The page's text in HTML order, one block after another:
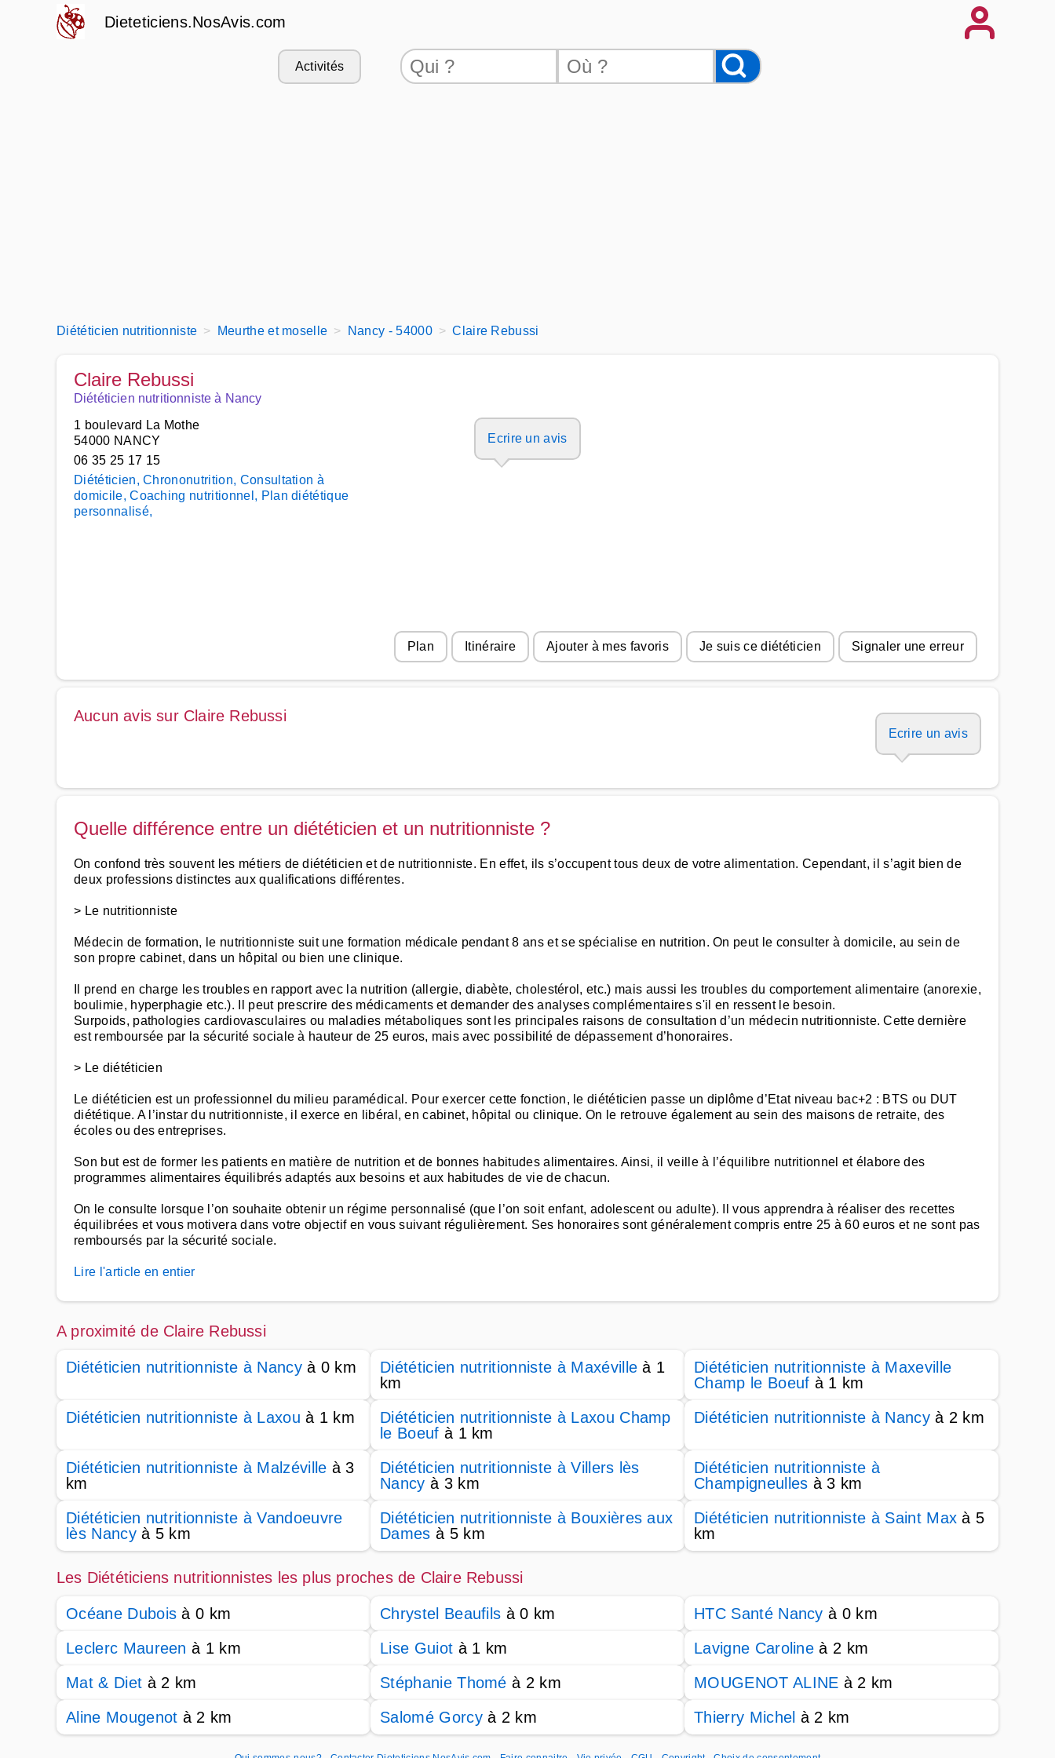
Dieteticiens.NosAvis.com
Activités
Diététicien nutritionniste Meurthe et moselle Nancy - 54000 Claire Rebussi
Claire Rebussi
Diététicien nutritionniste à Nancy
1 boulevard La Mothe
54000 NANCY
06 35 25 17 15
Diététicien, Chrononutrition, Consultation à
domicile, Coaching nutritionnel, Plan diététique
personnalisé,
Ecrire un avis
Plan Itinéraire Ajouter à mes favoris Je suis ce diététicien Signaler une erreur
Aucun avis sur Claire Rebussi
Ecrire un avis
Quelle différence entre un diététicien et un nutritionniste ?
On confond très souvent les métiers de diététicien et de nutritionniste. En effet, ils s’occupent tous deux de votre alimentation. Cependant, il s’agit bien de
deux professions distinctes aux qualifications différentes.
> Le nutritionniste
Médecin de formation, le nutritionniste suit une formation médicale pendant 8 ans et se spécialise en nutrition. On peut le consulter à domicile, au sein de
son propre cabinet, dans un hôpital ou bien une clinique.
Il prend en charge les troubles en rapport avec la nutrition (allergie, diabète, cholestérol, etc.) mais aussi les troubles du comportement alimentaire (anorexie,
boulimie, hyperphagie etc.). Il peut prescrire des médicaments et demander des analyses complémentaires s'il en ressent le besoin.
Surpoids, pathologies cardiovasculaires ou maladies métaboliques sont les principales raisons de consultation d’un médecin nutritionniste. Cette dernière
est remboursée par la sécurité sociale à hauteur de 25 euros, mais avec possibilité de dépassement d’honoraires.
> Le diététicien
Le diététicien est un professionnel du milieu paramédical. Pour exercer cette fonction, le diététicien passe un diplôme d’Etat niveau bac+2 : BTS ou DUT
diététique. A l’instar du nutritionniste, il exerce en libéral, en cabinet, hôpital ou clinique. On le retrouve également au sein des maisons de retraite, des
écoles ou des entreprises.
Son but est de former les patients en matière de nutrition et de bonnes habitudes alimentaires. Ainsi, il veille à l’équilibre nutritionnel et élabore des
programmes alimentaires équilibrés adaptés aux besoins et aux habitudes de vie de chacun.
On le consulte lorsque l’on souhaite obtenir un régime personnalisé (que l’on soit enfant, adolescent ou adulte). Il vous apprendra à réaliser des recettes
équilibrées et vous motivera dans votre objectif en vous suivant régulièrement. Ses honoraires sont généralement compris entre 25 à 60 euros et ne sont pas
remboursés par la sécurité sociale.
Lire l'article en entier
A proximité de Claire Rebussi
Diététicien nutritionniste à Nancyà 0 km Diététicien nutritionniste à Maxéville à 1
km
Diététicien nutritionniste à Maxeville
Champ le Boeuf à 1 km
Diététicien nutritionniste à Laxou à 1 km
Diététicien nutritionniste à Laxou Champ
le Boeuf à 1 km
Diététicien nutritionniste à Nancyà 2 km
Diététicien nutritionniste à Malzéville à 3
km
Diététicien nutritionniste à Villers lès
Nancy à 3 km
Diététicien nutritionniste à
Champigneulles à 3 km
Diététicien nutritionniste à Vandoeuvre
lès Nancyà 5 km
Diététicien nutritionniste à Bouxières aux
Dames à 5 km
Diététicien nutritionniste à Saint Max à 5
km
Les Diététiciens nutritionnistes les plus proches de Claire Rebussi
Océane Dubois à 0 km Chrystel Beaufils à 0 km HTC Santé Nancy à 0 km
Leclerc Maureen à 1 km Lise Guiot à 1 km Lavigne Caroline à 2 km
Mat & Diet à 2 km Stéphanie Thomé à 2 km MOUGENOT ALINE à 2 km
Aline Mougenot à 2 km Salomé Gorcyà 2 km Thierry Michel à 2 km